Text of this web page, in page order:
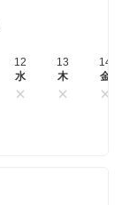
12
水
13
木
14
金